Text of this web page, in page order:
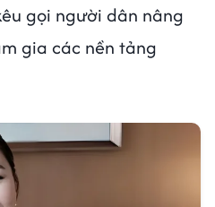
gọi người dân nâng
gia các nền tảng